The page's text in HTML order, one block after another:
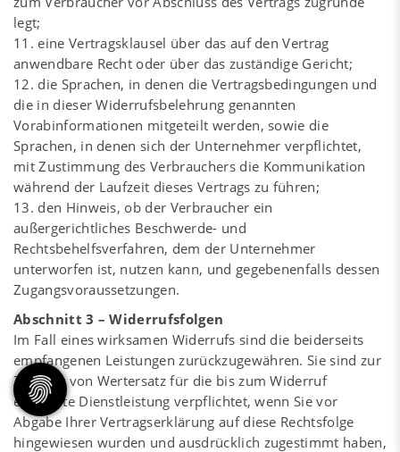
legt;
11. eine Vertragsklausel über das auf den Vertrag
anwendbare Recht oder über das zuständige Gericht;
12. die Sprachen, in denen die Vertragsbedingungen und
die in dieser Widerrufsbelehrung genannten
Vorabinformationen mitgeteilt werden, sowie die
Sprachen, in denen sich der Unternehmer verpflichtet,
mit Zustimmung des Verbrauchers die Kommunikation
während der Laufzeit dieses Vertrags zu führen;
13. den Hinweis, ob der Verbraucher ein
außergerichtliches Beschwerde- und
Rechtsbehelfsverfahren, dem der Unternehmer
unterworfen ist, nutzen kann, und gegebenenfalls dessen
Zugangsvoraussetzungen.
Abschnitt 3 – Widerrufsfolgen
Im Fall eines wirksamen Widerrufs sind die beiderseits
empfangenen Leistungen zurückzugewähren. Sie sind zur
Zahlung von Wertersatz für die bis zum Widerruf
erbrachte Dienstleistung verpflichtet, wenn Sie vor
Abgabe Ihrer Vertragserklärung auf diese Rechtsfolge
hingewiesen wurden und ausdrücklich zugestimmt haben,